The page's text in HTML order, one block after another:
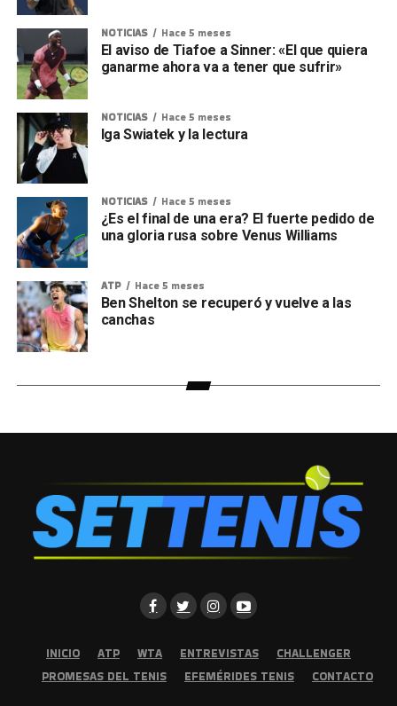
NOTICIAS Hace 5 meses
El aviso de Tiafoe a Sinner: «El que quiera
ganarme ahora va a tener que sufrir»
NOTICIAS Hace 5 meses
Iga Swiatek y la lectura
NOTICIAS Hace 5 meses
¿Es el final de una era? El fuerte pedido de
una gloria rusa sobre Venus Williams
ATP Hace 5 meses
Ben Shelton se recuperó y vuelve a las
canchas
INICIO ATP WTA ENTREVISTAS
CHALLENGER
PROMESAS DEL TENIS
EFEMÉRIDES TENIS CONTACTO